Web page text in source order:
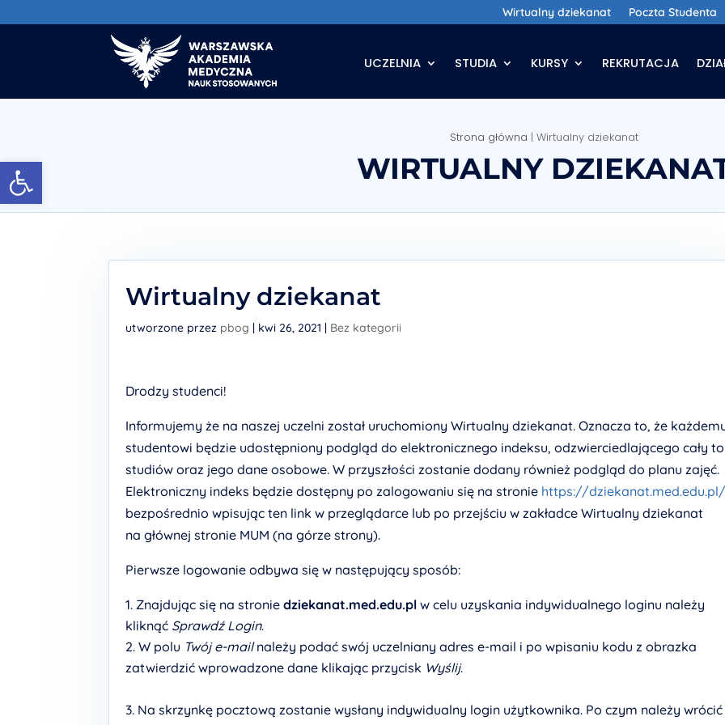
Wirtualny dziekanat Poczta Studenta
UCZELNIA STUDIA KURSY REKRUTACJA
Strona główna | Wirtualny dziekanat
WIRTUALNY
Wirtualny dziekanat
utworzone przez pbog | kwi 26, 2021 | Bez kategorii
Drodzy studenci!
Informujemy że na naszej uczelni został uruchomiony Wirtualny dziekanat. Oznacza to, że
studentowi będzie udostępniony podgląd do elektronicznego indeksu, odzwierciedlającego cały
studiów oraz jego dane osobowe. W przyszłości zostanie dodany również podgląd do planu zajęć.
Elektroniczny indeks będzie dostępny po zalogowaniu się na stronie https://dziekanat.med.edu.pl/
bezpośrednio wpisując ten link w przeglądarce lub po przejściu w zakładce Wirtualny dziekanat
na głównej stronie MUM (na górze strony).
Pierwsze logowanie odbywa się w następujący sposób:
Znajdując się na stroniedziekanat.med.edu.plw celu uzyskania indywidualnego loginu należy
kliknąć Sprawdź Login.
W polu Twój e-mailnależy podać swój uczelniany adres e-mail i po wpisaniu kodu z obrazka
zatwierdzić wprowadzone dane klikając przycisk Wyślij.
Na skrzynkę pocztową zostanie wysłany indywidualny login użytkownika. Po czym należy wrócić
Otwórz pasek narzędzi